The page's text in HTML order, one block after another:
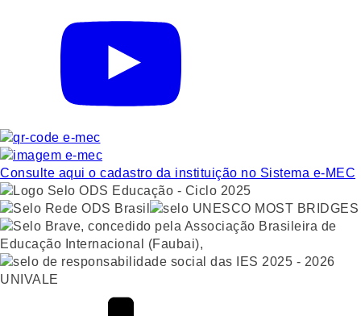
Consulte aqui o cadastro da instituição no Sistema e-MEC
UNIVALE